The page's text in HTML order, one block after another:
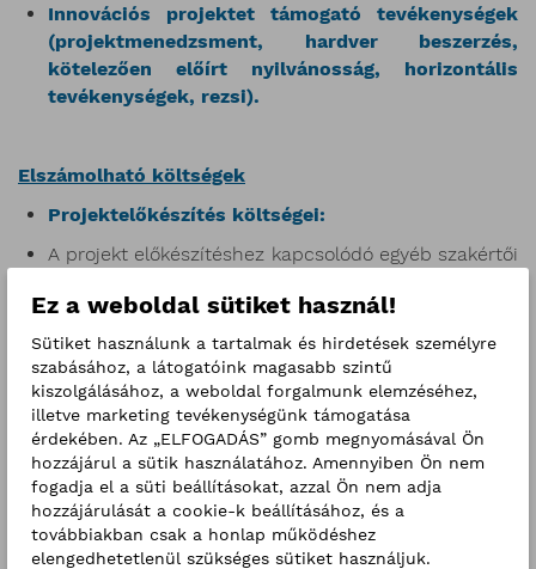
Innovációs projektet támogató tevékenységek
(projektmenedzsment, hardver beszerzés,
kötelezően előírt nyilvánosság, horizontális
tevékenységek, rezsi).
Elszámolható költségek
Projektelőkészítés költségei:
A projekt előkészítéshez kapcsolódó egyéb szakértői
Szakmai megvalósításban közreműködő
munkatársak költségei:
Szakmai megvalósításhoz kapcsolódó
munkaszerződés szerinti személyi jellegű ráfordítás:
üzleti folyamat innovációs tevékenységenként
maximum 2-2 fő, de projektenként maximum 5 fő
foglalkoztatott személyi jellegű ráfordítása
számolható el
Szakmai megvalósításban közreműködő
Ez a weboldal sütiket használ!
Sütiket használunk a tartalmak és hirdetések személyre
szabásához, a látogatóink magasabb szintű
kiszolgálásához, a weboldal forgalmunk elemzéséhez,
illetve marketing tevékenységünk támogatása
érdekében. Az „ELFOGADÁS” gomb megnyomásával Ön
hozzájárul a sütik használatához. Amennyiben Ön nem
fogadja el a süti beállításokat, azzal Ön nem adja
hozzájárulását a cookie-k beállításához, és a
továbbiakban csak a honlap működéshez
elengedhetetlenül szükséges sütiket használjuk.